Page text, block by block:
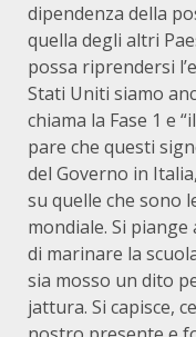
dipendenza della
quella degli altri
possa riprendersi
Stati Uniti siamo
chiama la Fase 1 e
pare che questi
del Governo in
su quelle che sono
mondiale. Si piange
di marinare la
sia mosso un dito
jattura. Si capisce,